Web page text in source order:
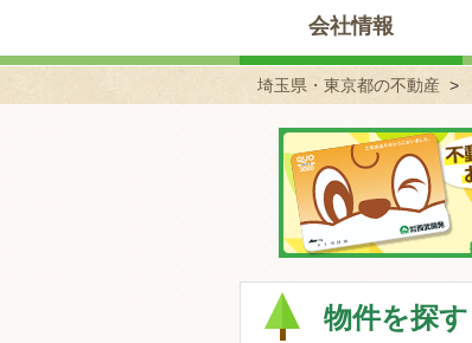
会社情報
埼玉県・東京都の不動産
物件を探す